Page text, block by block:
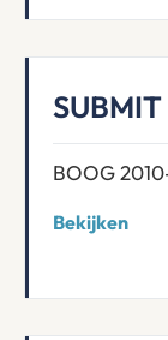
SUBMIT
BOOG
Bekijken